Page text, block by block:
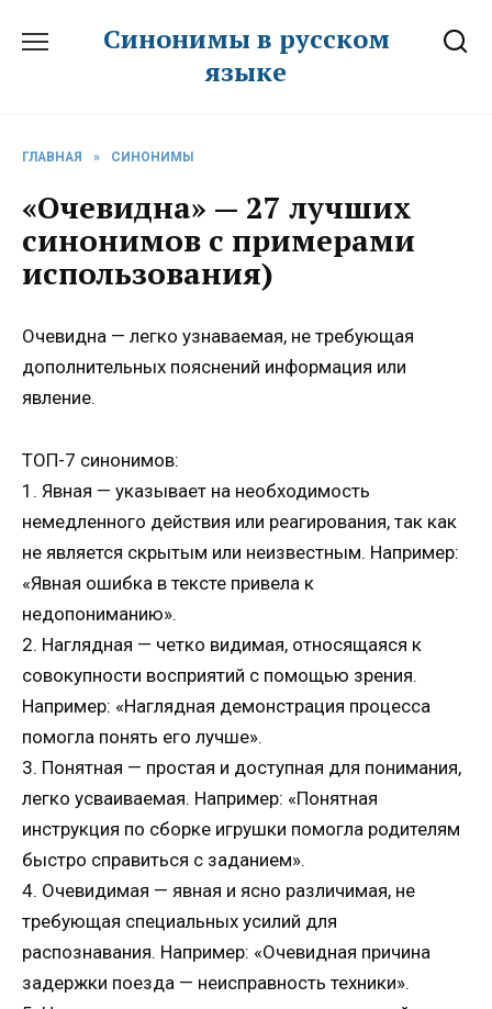
Синонимы в русском
языке
ГЛАВНАЯ » СИНОНИМЫ
«Очевидна» — 27 лучших
синонимов с примерами
использования)
Очевидна — легко узнаваемая, не требующая
дополнительных пояснений информация или
явление.
ТОП-7 синонимов:
1. Явная — указывает на необходимость
немедленного действия или реагирования, так как
не является скрытым или неизвестным. Например:
«Явная ошибка в тексте привела к
недопониманию».
2. Наглядная — четко видимая, относящаяся к
совокупности восприятий с помощью зрения.
Например: «Наглядная демонстрация процесса
помогла понять его лучше».
3. Понятная — простая и доступная для понимания,
легко усваиваемая. Например: «Понятная
инструкция по сборке игрушки помогла родителям
быстро справиться с заданием».
4. Очевидимая — явная и ясно различимая, не
требующая специальных усилий для
распознавания. Например: «Очевидная причина
задержки поезда — неисправность техники».